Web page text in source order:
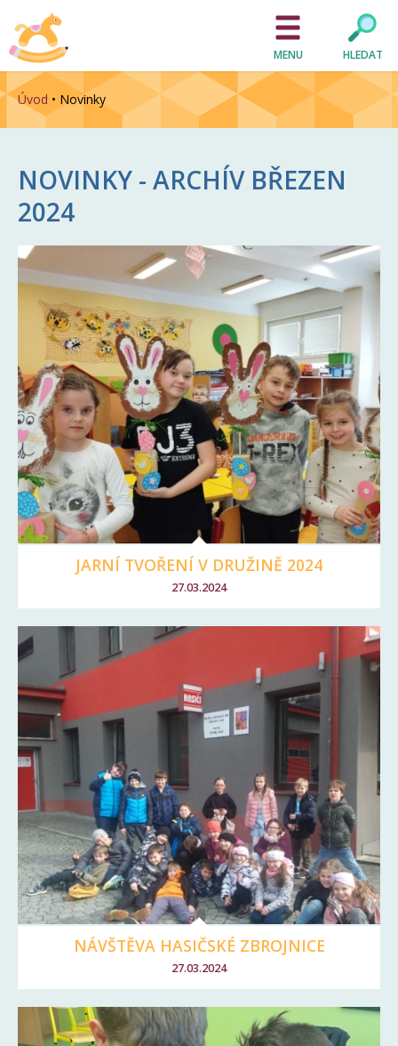
MENU HLEDAT
Úvod • Novinky
NOVINKY - ARCHÍV BŘEZEN
2024
JARNÍ TVOŘENÍ V DRUŽINĚ 2024
27.03.2024
NÁVŠTĚVA HASIČSKÉ ZBROJNICE
27.03.2024